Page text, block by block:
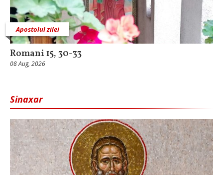
Apostolul zilei
Romani 15, 30-33
08 Aug, 2026
Sinaxar